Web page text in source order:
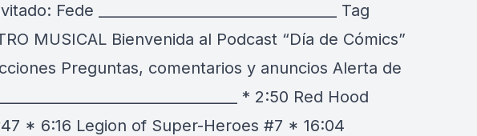
Fede _________________________________ Tag
MUSICAL Bienvenida al Podcast “Día de Cómics”
Preguntas, comentarios y anuncios Alerta de
* 2:50 Red Hood
* 6:16 Legion of Super-Heroes #7 * 16:04